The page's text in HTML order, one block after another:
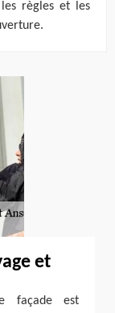
règles et les
et
façade est